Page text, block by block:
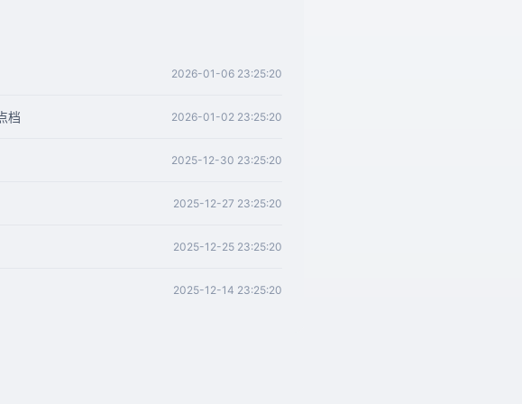
2026-01-06 23:25:20
档 2026-01-02 23:25:20
2025-12-30 23:25:20
2025-12-27 23:25:20
2025-12-25 23:25:20
2025-12-14 23:25:20